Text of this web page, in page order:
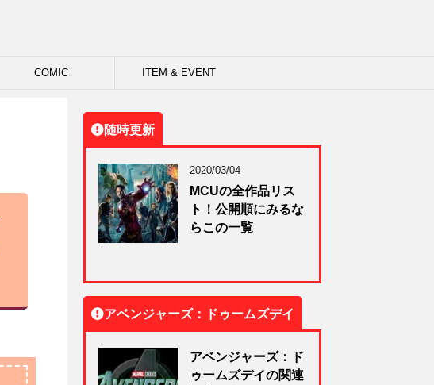
COMIC ITEM & EVENT
随時更新
2020/03/04
MCUの全作品リス
ト！公開順にみるな
らこの一覧
アベンジャーズ：ドゥームズデイ
アベンジャーズ：ド
ゥームズデイの関連